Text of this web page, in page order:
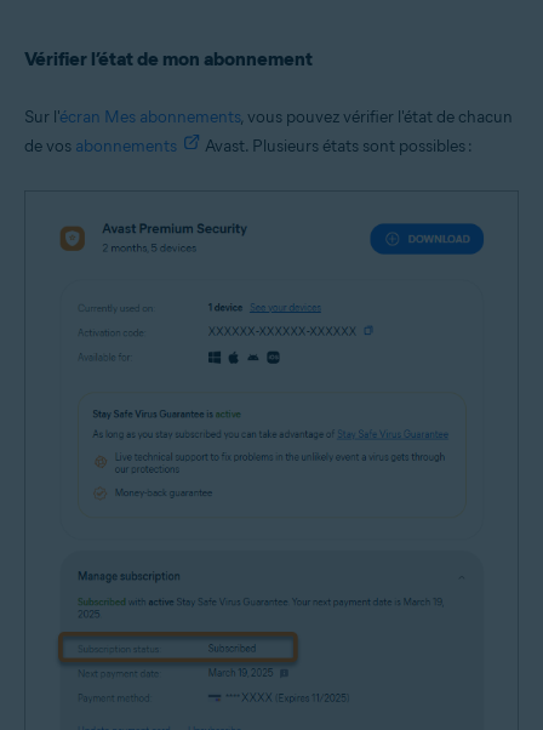
Vérifier l’état de mon abonnement
Sur l'écran Mes abonnements, vous pouvez vérifier l'état de chacun
de vos abonnements Avast. Plusieurs états sont possibles :